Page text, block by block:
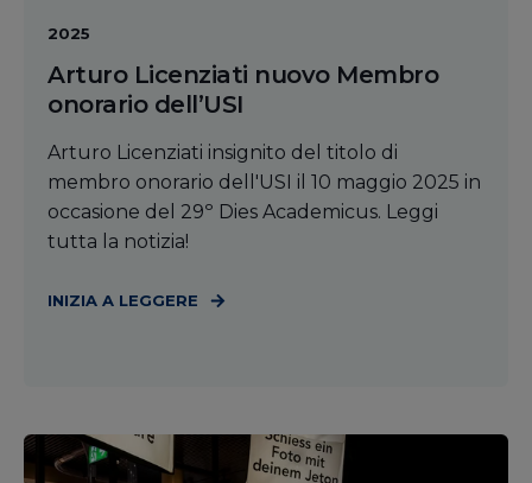
2025
Arturo Licenziati nuovo Membro
onorario dell’USI
Arturo Licenziati insignito del titolo di
membro onorario dell'USI il 10 maggio 2025 in
occasione del 29º Dies Academicus. Leggi
tutta la notizia!
INIZIA A LEGGERE